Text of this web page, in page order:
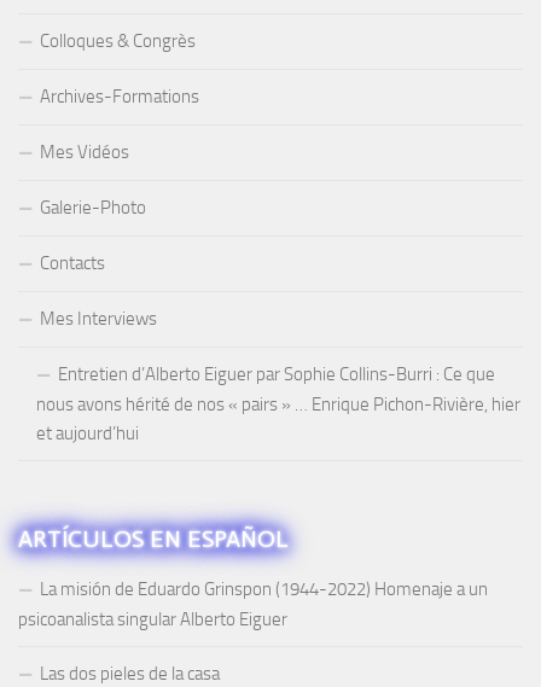
Colloques & Congrès
Archives-Formations
Mes Vidéos
Galerie-Photo
Contacts
Mes Interviews
Entretien d’Alberto Eiguer par Sophie Collins-Burri : Ce que
nous avons hérité de nos « pairs » … Enrique Pichon-Rivière, hier
et aujourd’hui
ARTÍCULOS EN ESPAÑOL
La misión de Eduardo Grinspon (1944-2022) Homenaje a un
psicoanalista singular Alberto Eiguer
Las dos pieles de la casa